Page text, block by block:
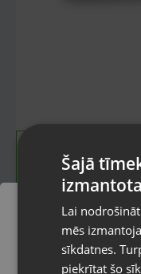
Kategorija: UV
Savienojamība: iOS;
Šajā
Lai
mēs
sīkdatnes.
piekrītat šo